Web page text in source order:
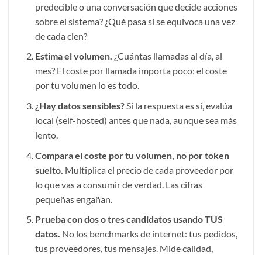
predecible o una conversación que decide acciones
sobre el sistema? ¿Qué pasa si se equivoca una vez
de cada cien?
Estima el volumen. ¿Cuántas llamadas al día, al
mes? El coste por llamada importa poco; el coste
por tu volumen lo es todo.
¿Hay datos sensibles?Si la respuesta es sí, evalúa
local (self-hosted) antes que nada, aunque sea más
lento.
Compara el coste por tu volumen, no por token
suelto. Multiplica el precio de cada proveedor por
lo que vas a consumir de verdad. Las cifras
pequeñas engañan.
Prueba con dos o tres candidatos usando TUS
datos. No los benchmarks de internet: tus pedidos,
tus proveedores, tus mensajes. Mide calidad,